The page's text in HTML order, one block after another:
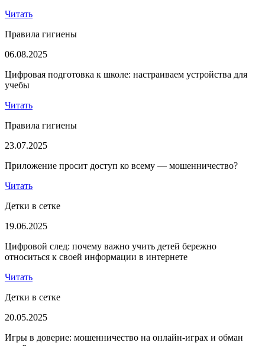
Читать
Правила гигиены
06.08.2025
Цифровая подготовка к школе: настраиваем устройства для
учебы
Читать
Правила гигиены
23.07.2025
Приложение просит доступ ко всему — мошенничество?
Читать
Детки в сетке
19.06.2025
Цифровой след: почему важно учить детей бережно
относиться к своей информации в интернете
Читать
Детки в сетке
20.05.2025
Игры в доверие: мошенничество на онлайн-играх и обман